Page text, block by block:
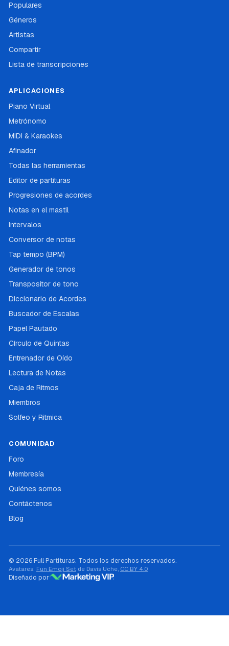
Populares
Géneros
Artistas
Compartir
Lista de transcripciones
APLICACIONES
Piano Virtual
Metrónomo
MIDI & Karaokes
Afinador
Todas las herramientas
Editor de partituras
Progresiones de acordes
Notas en el mastil
Intervalos
Conversor de notas
Tap tempo (BPM)
Generador de tonos
Transpositor de tono
Diccionario de Acordes
Buscador de Escalas
Papel Pautado
Círculo de Quintas
Entrenador de Oído
Lectura de Notas
Caja de Ritmos
Miembros
Solfeo y Ritmica
COMUNIDAD
Foro
Membresía
Quiénes somos
Contáctenos
Blog
© 2026 Full Partituras. Todos los derechos reservados.
Avatares: Fun Emoji Set de Davis Uche, CC BY 4.0
Diseñado por